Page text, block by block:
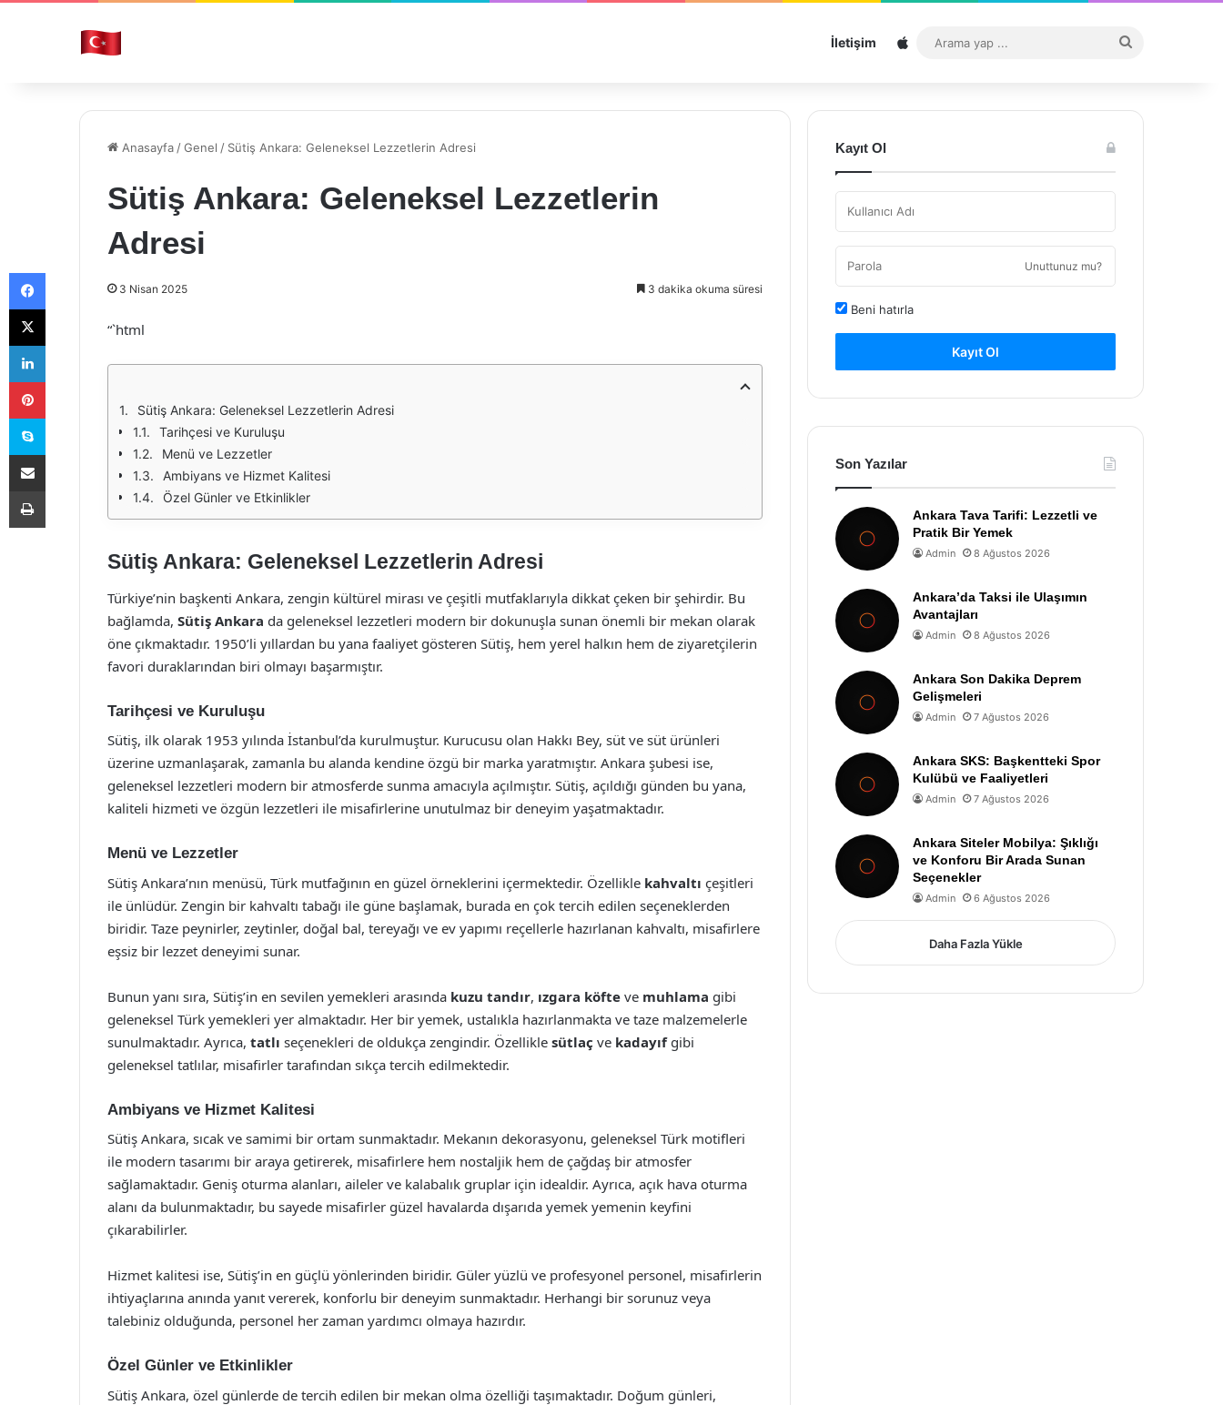
İletişim Sitemap
...
Anasayfa /Genel / Sütiş Ankara: Geleneksel Lezzetlerin Adresi
Sütiş Ankara: Geleneksel Lezzetlerin
Adresi
3 Nisan 2025 3 dakika okuma süresi
“`html
Sütiş Ankara: Geleneksel Lezzetlerin Adresi
Tarihçesi ve Kuruluşu
Menü ve Lezzetler
Ambiyans ve Hizmet Kalitesi
Özel Günler ve Etkinlikler
Sütiş Ankara: Geleneksel Lezzetlerin Adresi
Türkiye’nin başkenti Ankara, zengin kültürel mirası ve çeşitli mutfaklarıyla dikkat çeken bir şehirdir. Bu
bağlamda, Sütiş Ankara da geleneksel lezzetleri modern bir dokunuşla sunan önemli bir mekan olarak
öne çıkmaktadır. 1950’li yıllardan bu yana faaliyet gösteren Sütiş, hem yerel halkın hem de ziyaretçilerin
favori duraklarından biri olmayı başarmıştır.
Tarihçesi ve Kuruluşu
Sütiş, ilk olarak 1953 yılında İstanbul’da kurulmuştur. Kurucusu olan Hakkı Bey, süt ve süt ürünleri
üzerine uzmanlaşarak, zamanla bu alanda kendine özgü bir marka yaratmıştır. Ankara şubesi ise,
geleneksel lezzetleri modern bir atmosferde sunma amacıyla açılmıştır. Sütiş, açıldığı günden bu yana,
kaliteli hizmeti ve özgün lezzetleri ile misafirlerine unutulmaz bir deneyim yaşatmaktadır.
Menü ve Lezzetler
Sütiş Ankara’nın menüsü, Türk mutfağının en güzel örneklerini içermektedir. Özellikle kahvaltı çeşitleri
ile ünlüdür. Zengin bir kahvaltı tabağı ile güne başlamak, burada en çok tercih edilen seçeneklerden
biridir. Taze peynirler, zeytinler, doğal bal, tereyağı ve ev yapımı reçellerle hazırlanan kahvaltı, misafirlere
eşsiz bir lezzet deneyimi sunar.
Bunun yanı sıra, Sütiş’in en sevilen yemekleri arasında kuzu tandır, ızgara köfte ve muhlama gibi
geleneksel Türk yemekleri yer almaktadır. Her bir yemek, ustalıkla hazırlanmakta ve taze malzemelerle
sunulmaktadır. Ayrıca, tatlı seçenekleri de oldukça zengindir. Özellikle sütlaç ve kadayıfgibi
geleneksel tatlılar, misafirler tarafından sıkça tercih edilmektedir.
Ambiyans ve Hizmet Kalitesi
Sütiş Ankara, sıcak ve samimi bir ortam sunmaktadır. Mekanın dekorasyonu, geleneksel Türk motifleri
ile modern tasarımı bir araya getirerek, misafirlere hem nostaljik hem de çağdaş bir atmosfer
sağlamaktadır. Geniş oturma alanları, aileler ve kalabalık gruplar için idealdir. Ayrıca, açık hava oturma
alanı da bulunmaktadır, bu sayede misafirler güzel havalarda dışarıda yemek yemenin keyfini
çıkarabilirler.
Hizmet kalitesi ise, Sütiş’in en güçlü yönlerinden biridir. Güler yüzlü ve profesyonel personel, misafirlerin
ihtiyaçlarına anında yanıt vererek, konforlu bir deneyim sunmaktadır. Herhangi bir sorunuz veya
talebiniz olduğunda, personel her zaman yardımcı olmaya hazırdır.
Özel Günler ve Etkinlikler
Sütiş Ankara, özel günlerde de tercih edilen bir mekan olma özelliği taşımaktadır. Doğum günleri,
Kayıt Ol
Unuttunuz mu?
Beni hatırla
Kayıt Ol
Son Yazılar
Ankara Tava Tarifi: Lezzetli ve
Pratik Bir Yemek
Admin 8 Ağustos 2026
Ankara’da Taksi ile Ulaşımın
Avantajları
Admin 8 Ağustos 2026
Ankara Son Dakika Deprem
Gelişmeleri
Admin 7 Ağustos 2026
Ankara SKS: Başkentteki Spor
Kulübü ve Faaliyetleri
Admin 7 Ağustos 2026
Ankara Siteler Mobilya: Şıklığı
ve Konforu Bir Arada Sunan
Seçenekler
Admin 6 Ağustos 2026
Daha Fazla Yükle
Facebook
X
LinkedIn
Pinterest
Skype
E-Posta ile paylaş